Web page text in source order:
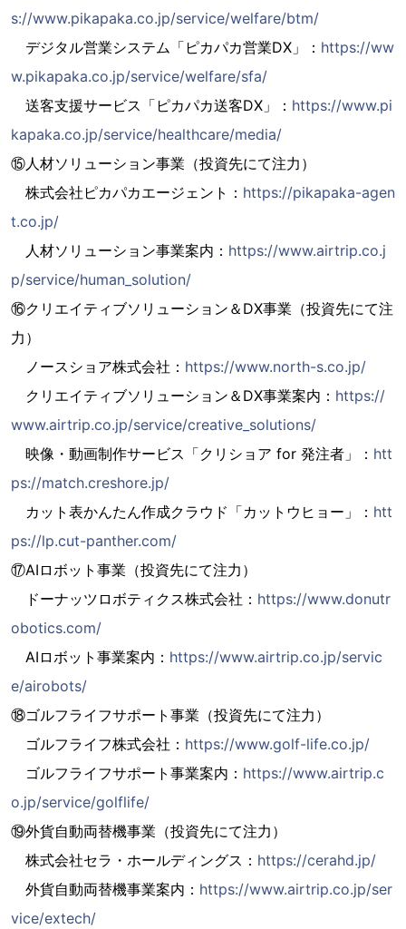
s://www.pikapaka.co.jp/service/welfare/btm/
デジタル営業システム「ピカパカ営業DX」： https://ww
w.pikapaka.co.jp/service/welfare/sfa/
送客支援サービス「ピカパカ送客DX」： https://www.pi
kapaka.co.jp/service/healthcare/media/
⑮人材ソリューション事業（投資先にて注力）
株式会社ピカパカエージェント： https://pikapaka-agen
t.co.jp/
人材ソリューション事業案内： https://www.airtrip.co.j
p/service/human_solution/
⑯クリエイティブソリューション＆DX事業（投資先にて注
力）
ノースショア株式会社： https://www.north-s.co.jp/
クリエイティブソリューション＆DX事業案内： https://
www.airtrip.co.jp/service/creative_solutions/
映像・動画制作サービス「クリショア for 発注者」： htt
ps://match.creshore.jp/
カット表かんたん作成クラウド「カットウヒョー」： htt
ps://lp.cut-panther.com/
⑰AIロボット事業（投資先にて注力）
ドーナッツロボティクス株式会社： https://www.donutr
obotics.com/
AIロボット事業案内： https://www.airtrip.co.jp/servic
e/airobots/
⑱ゴルフライフサポート事業（投資先にて注力）
ゴルフライフ株式会社： https://www.golf-life.co.jp/
ゴルフライフサポート事業案内： https://www.airtrip.c
o.jp/service/golflife/
⑲外貨自動両替機事業（投資先にて注力）
株式会社セラ・ホールディングス： https://cerahd.jp/
外貨自動両替機事業案内： https://www.airtrip.co.jp/ser
vice/extech/